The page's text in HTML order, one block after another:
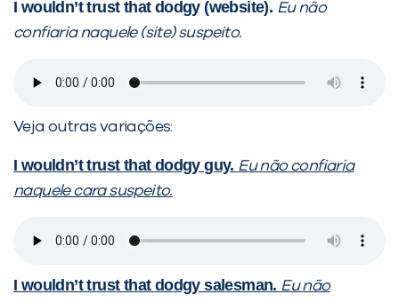
I wouldn’t trust that dodgy (website). Eu não
confiaria naquele (site) suspeito.
Veja outras variações:
I wouldn’t trust that dodgy guy. Eu não confiaria
naquele cara suspeito.
I wouldn’t trust that dodgy salesman. Eu não